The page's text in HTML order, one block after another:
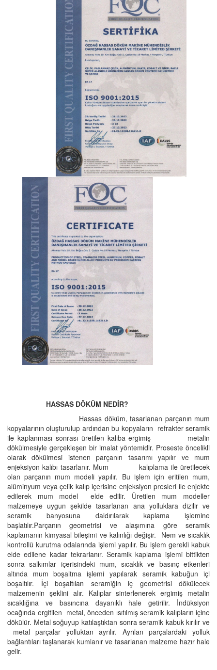
HASSAS DÖKÜM NEDİR?
Hassas döküm, tasarlanan parçanın mum
kopyalarının oluşturulup ardından bu kopyaların refrakter seramik
ile kaplanması sonrası üretilen kalıba ergimiş metalin
dökülmesiyle gerçekleşen bir imalat yöntemidir. Proseste öncelikli
olarak dökülmesi istenen parçanın tasarımı yapılır ve mum
enjeksiyon kalıbı tasarlanır. Mum kalıplama ile üretilecek
olan parçanın mum modeli yapılır. Bu işlem için eritilen mum,
alüminyum veya çelik kalıp içerisine enjeksiyon presleri ile enjekte
edilerek mum model elde edilir. Üretilen mum modeller
malzemeye uygun şekilde tasarlanan ana yolluklara dizilir ve
seramik banyosuna daldırılarak kaplama işlemine
başlatılır.Parçanın geometrisi ve alaşımına göre seramik
kaplamanın kimyasal bileşimi ve kalınlığı değişir. Nem ve sıcaklık
kontrollü kurutma odalarında işlemi yapılır. Bu işlem gerekli kabuk
elde edilene kadar tekrarlanır. Seramik kaplama işlemi bittikten
sonra salkımlar içerisindeki mum, sıcaklık ve basınç etkenleri
altında mum boşaltma işlemi yapılarak seramik kabuğun içi
boşaltılır. İçi boşaltılan seramiğin iç geometrisi dökülecek
malzemenin şeklini alır. Kalıplar sinterlenerek ergimiş metalin
sıcaklığına ve basıncına dayanıklı hale getirilir. İndüksiyon
ocağında ergitilen metal, önceden ısıtılmış seramik kalıpların içine
dökülür. Metal soğuyup katılaştıktan sonra seramik kabuk kırılır ve
metal parçalar yolluktan ayrılır. Ayrılan parçalardaki yolluk
bağlantıları taşlanarak kumlanır ve tasarlanan malzeme hazır hale
gelir.